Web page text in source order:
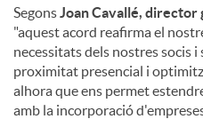
SegonsJoan Cavallé, director
"aquest acord reafirma el
necessitats dels nostres socis
proximitat presencial i
alhora que ens permet
amb la incorporació